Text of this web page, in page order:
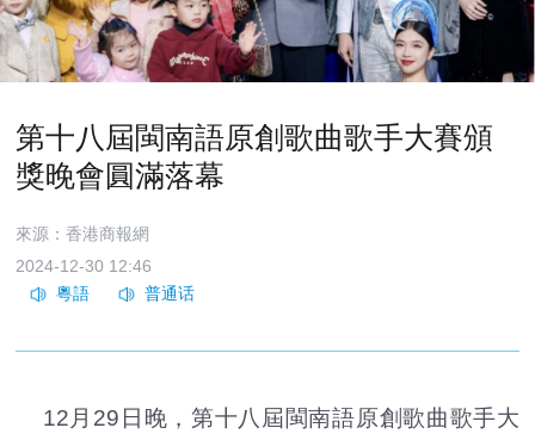
第十八屆閩南語原創歌曲歌手大賽頒
獎晚會圓滿落幕
來源：香港商報網
2024-12-30 12:46
12月29日晚，第十八屆閩南語原創歌曲歌手大